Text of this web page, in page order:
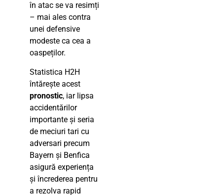
în atac se va resimți
– mai ales contra
unei defensive
modeste ca cea a
oaspeților.
Statistica H2H
întărește acest
pronostic, iar lipsa
accidentărilor
importante și seria
de meciuri tari cu
adversari precum
Bayern și Benfica
asigură experiența
și încrederea pentru
a rezolva rapid